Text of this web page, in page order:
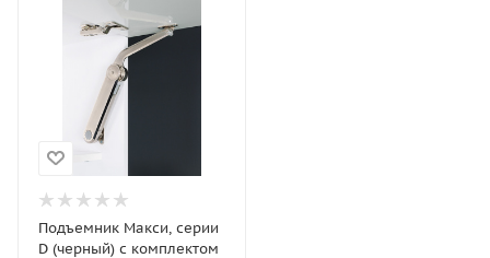
Подъемник Макси, серии
D (черный) с комплектом